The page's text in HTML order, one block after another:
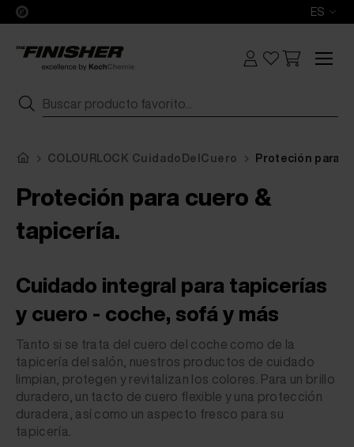
ES
COLOURLOCK CuidadoDelCuero Proteción para
Proteción para cuero &
tapicería.
Cuidado integral para tapicerías
y cuero - coche, sofá y más
Tanto si se trata del cuero del coche como de la
tapicería del salón, nuestros productos de cuidado
limpian, protegen y revitalizan los colores. Para un brillo
duradero, un tacto de cuero flexible y una protección
duradera, así como un aspecto fresco para su
tapicería.